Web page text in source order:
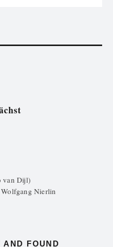
van Dijl)
Wolfgang Nierlin
AND FOUND